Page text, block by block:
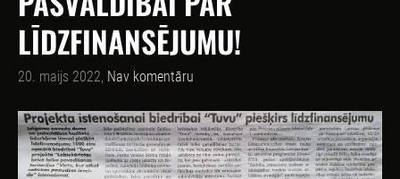
LĪDZFINANSĒJUMU!
20. maijs 2022, Nav komentāru